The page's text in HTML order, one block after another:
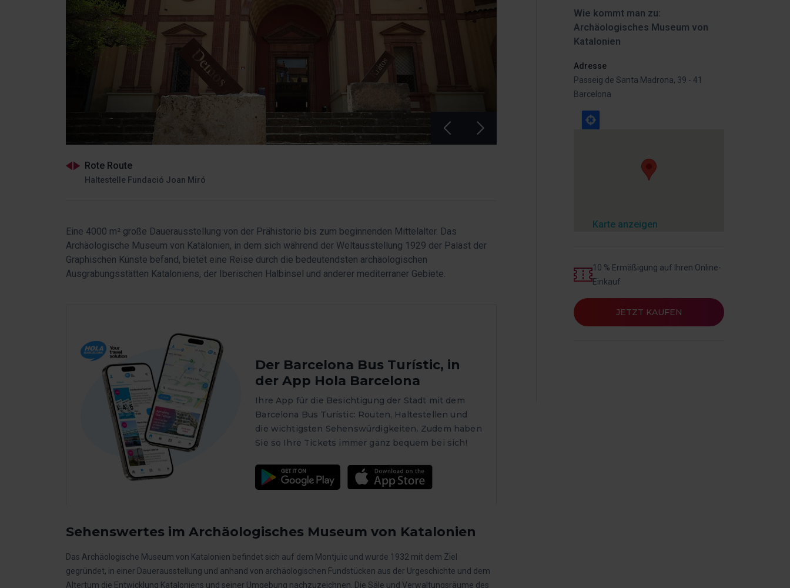
Rote Route
Haltestelle Fundació Joan Miró
Eine 4000 m² große Dauerausstellung von der Prähistorie bis zum beginnenden Mittelalter. Das
Archäologische Museum von Katalonien, in dem sich während der Weltausstellung 1929 der Palast der
Graphischen Künste befand, bietet eine Reise durch die bedeutendsten archäologischen
Ausgrabungsstätten Kataloniens, der Iberischen Halbinsel und anderer mediterraner Gebiete.
Der Barcelona Bus Turístic, in
der App Hola Barcelona
Ihre App für die Besichtigung der Stadt mit dem
Barcelona Bus Turístic: Routen, Haltestellen und
die wichtigsten Sehenswürdigkeiten. Zudem haben
Sie so Ihre Tickets immer ganz bequem bei sich!
Sehenswertes im Archäologisches Museum von Katalonien
Das Archäologische Museum von Katalonien befindet sich auf dem Montjuïc und wurde 1932 mit dem Ziel
gegründet, in einer Dauerausstellung und anhand von archäologischen Fundstücken aus der Urgeschichte und dem
Altertum die Entwicklung Kataloniens und seiner Umgebung nachzuzeichnen. Die Säle und Verwaltungsräume des
Wie kommt man zu:
Archäologisches Museum von
Katalonien
Adresse
Passeig de Santa Madrona, 39 - 41
Barcelona
Karte anzeigen
10 % Ermäßigung auf Ihren Online-
Einkauf
JETZT KAUFEN